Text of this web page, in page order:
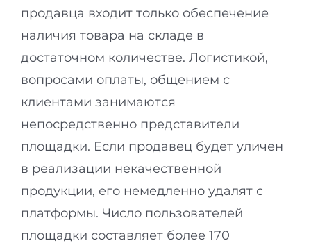
продавца входит только обеспечение
наличия товара на складе в
достаточном количестве. Логистикой,
вопросами оплаты, общением с
клиентами занимаются
непосредственно представители
площадки. Если продавец будет уличен
в реализации некачественной
продукции, его немедленно удалят с
платформы. Число пользователей
площадки составляет более 170